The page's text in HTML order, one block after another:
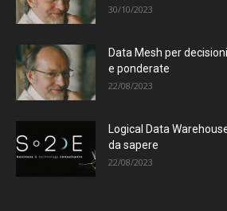
30/10/2023
Data Mesh per
e ponderate
22/08/2023
Logical Data
da sapere
22/08/2023